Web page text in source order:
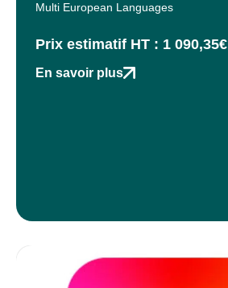
Multi European Languages
Prix estimatif HT : 1 090,35€
En savoir plus